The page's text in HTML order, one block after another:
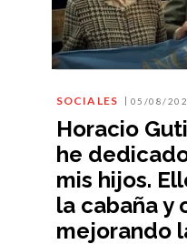
SOCIALES 05/08/
Horacio
he
mis hijos.
la cabaña y
mejorando